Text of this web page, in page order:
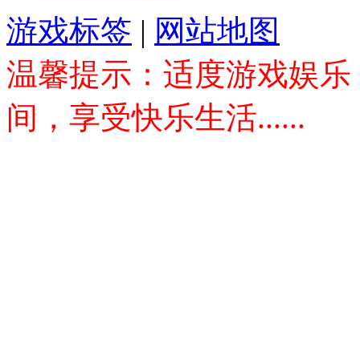
游戏标签 | 网站地图
温馨提示：适度游戏娱
间，享受快乐生活......